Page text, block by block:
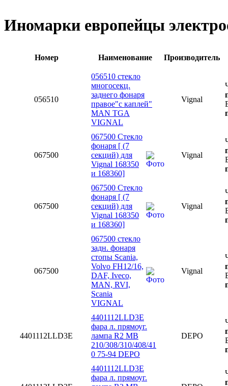
Иномарки европейцы
Номер Наименование Производитель
056510
056510 стекло
многосекц.
заднего фонаря
правое"с каплей"
MAN TGA
VIGNAL
Vignal
067500
067500 Стекло
фонаря [ (7
секций) для
Vignal 168350
и 168360]
Vignal
067500
067500 Стекло
фонаря [ (7
секций) для
Vignal 168350
и 168360]
Vignal
067500
067500 стекло
задн. фонаря
стопы Scania,
Volvo FH12/16,
DAF, Iveco,
MAN, RVI,
Scania
VIGNAL
Vignal
4401112LLD3E
4401112LLD3E
фара л. прямоуг.
лампа R2 MB
210/308/310/408/41
0 75-94 DEPO
DEPO
4401112LLD3E
фара л. прямоуг.